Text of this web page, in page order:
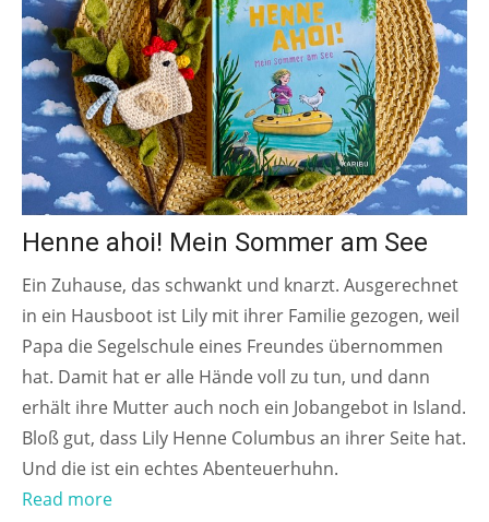
Henne ahoi! Mein Sommer am See
Ein Zuhause, das schwankt und knarzt. Ausgerechnet
in ein Hausboot ist Lily mit ihrer Familie gezogen, weil
Papa die Segelschule eines Freundes übernommen
hat. Damit hat er alle Hände voll zu tun, und dann
erhält ihre Mutter auch noch ein Jobangebot in Island.
Bloß gut, dass Lily Henne Columbus an ihrer Seite hat.
Und die ist ein echtes Abenteuerhuhn.
Read more